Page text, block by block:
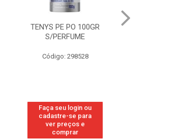
TENYS PE PO 100GR
S/PERFUME
Código: 298528
Faça seu login ou
cadastre-se para
ver preços e
comprar